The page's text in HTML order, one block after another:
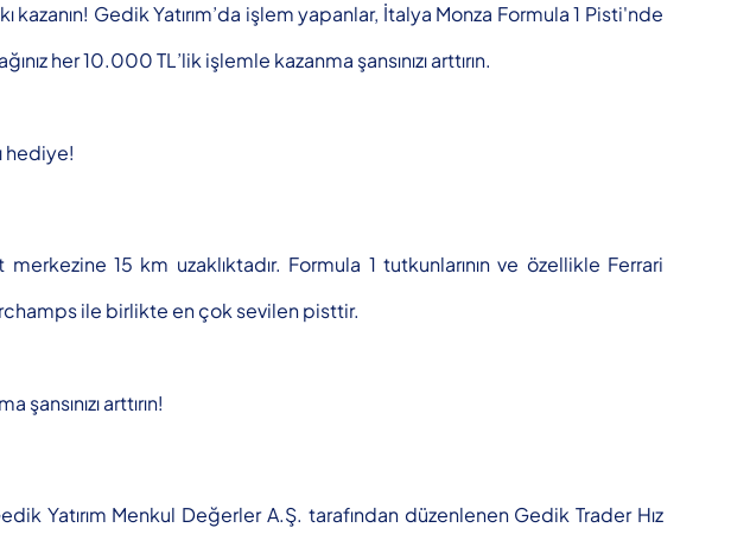
Gedik Yatırım’da işlem yapanlar, İtalya Monza Formula 1 Pisti'nde
her 10.000 TL’lik işlemle kazanma şansınızı arttırın.
hediye!
15 km uzaklıktadır. Formula 1 tutkunlarının ve özellikle Ferrari
ile birlikte en çok sevilen pisttir.
arttırın!
Yatırım Menkul Değerler A.Ş. tarafından düzenlenen Gedik Trader Hız